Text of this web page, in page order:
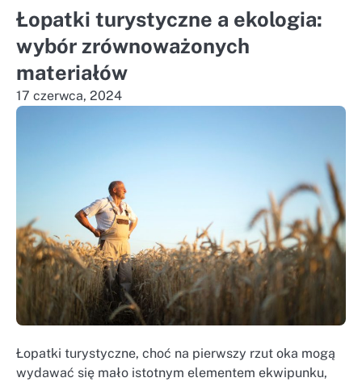
Łopatki turystyczne a ekologia:
wybór zrównoważonych
materiałów
17 czerwca, 2024
Łopatki turystyczne, choć na pierwszy rzut oka mogą
wydawać się mało istotnym elementem ekwipunku,